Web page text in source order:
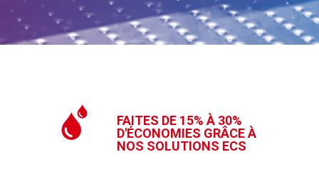
FAITES DE 15% À 30%
D'ÉCONOMIES GRÂCE À
NOS SOLUTIONS ECS